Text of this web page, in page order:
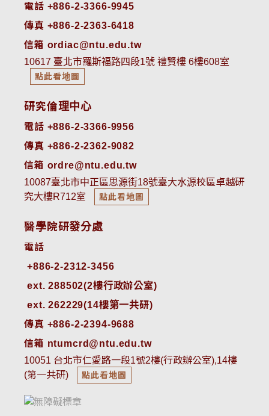
電話 +886-2-3366-9945
傳真 +886-2-2363-6418
信箱 ordiac@ntu.edu.tw
10617 臺北市羅斯福路四段1號 禮賢樓 6樓608室
點此看地圖
研究倫理中心
電話 +886-2-3366-9956
傳真 +886-2-2362-9082
信箱 ordre@ntu.edu.tw
10087臺北市中正區思源街18號臺大水源校區卓越研
究大樓R712室
點此看地圖
醫學院研發分處
電話
ext. 288502(2樓行政辦公室)
ext. 262229(14樓第一共研)
傳真 +886-2-2394-9688
信箱 ntumcrd@ntu.edu.tw
10051 台北市仁愛路一段1號2樓(行政辦公室),14樓
(第一共研)
點此看地圖